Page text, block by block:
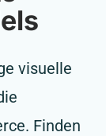
visuelle
Finden